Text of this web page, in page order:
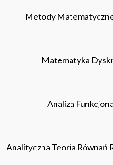
Metody
Matematyka
Analiza
Analityczna Teoria Równań